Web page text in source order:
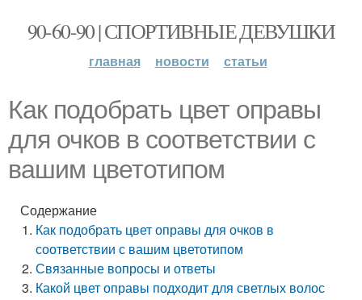
90-60-90 | СПОРТИВНЫЕ ДЕВУШКИ
главная новости статьи
Как подобрать цвет оправы
для очков в соответствии с
вашим цветотипом
Содержание
Как подобрать цвет оправы для очков в
соответствии с вашим цветотипом
Связанные вопросы и ответы
Какой цвет оправы подходит для светлых волос